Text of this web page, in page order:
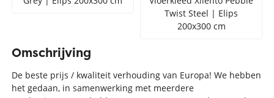
Twist Steel | Elips
200x300 cm
Omschrijving
De beste prijs / kwaliteit verhouding van Europa! We hebben
het gedaan, in samenwerking met meerdere